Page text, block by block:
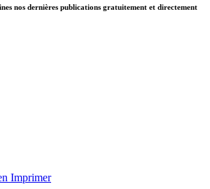
nos dernières publications gratuitement et directement
Imprimer